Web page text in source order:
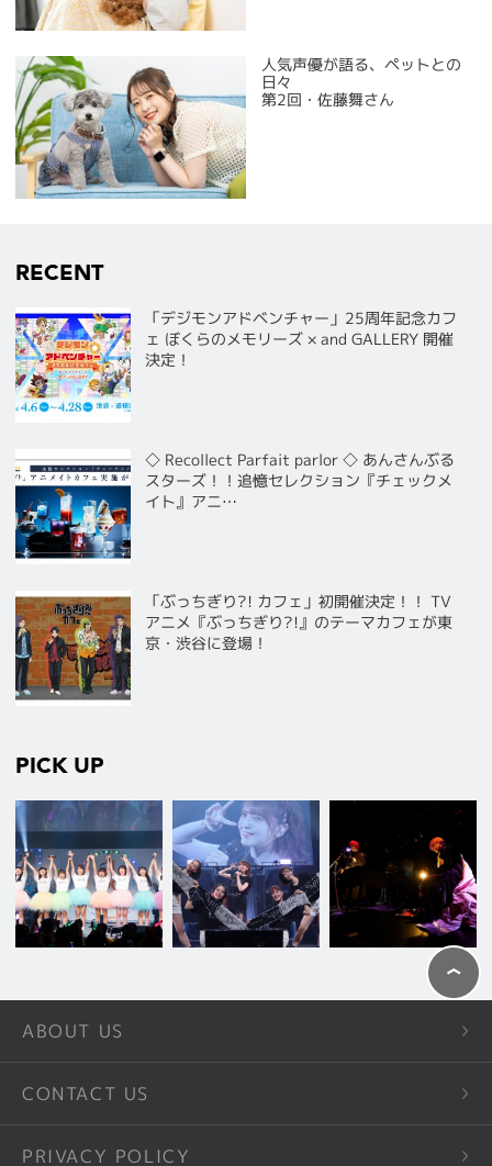
人気声優が語る、ペットとの
日々
第2回・佐藤舞さん
RECENT
「デジモンアドベンチャー」25周年記念カフ
ェ ぼくらのメモリーズ × and GALLERY 開催
決定！
◇ Recollect Parfait parlor ◇ あんさんぶる
スターズ！！追憶セレクション『チェックメ
イト』アニ…
「ぶっちぎり?! カフェ」初開催決定！！ TV
アニメ『ぶっちぎり?!』のテーマカフェが東
京・渋谷に登場！
PICK UP
ABOUT US
CONTACT US
PRIVACY POLICY